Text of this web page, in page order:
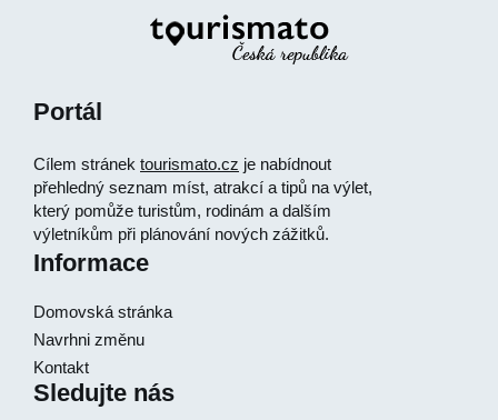
Portál
Cílem stránek tourismato.cz je nabídnout
přehledný seznam míst, atrakcí a tipů na výlet,
který pomůže turistům, rodinám a dalším
výletníkům při plánování nových zážitků.
Informace
Domovská stránka
Navrhni změnu
Kontakt
Sledujte nás